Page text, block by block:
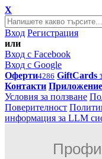
X
Вход Регистрация
или
Вход с Facebook
Вход с Google
Оферти4286 GiftCards
Контакти
Условия за ползване
Поверителност
информация за LLM